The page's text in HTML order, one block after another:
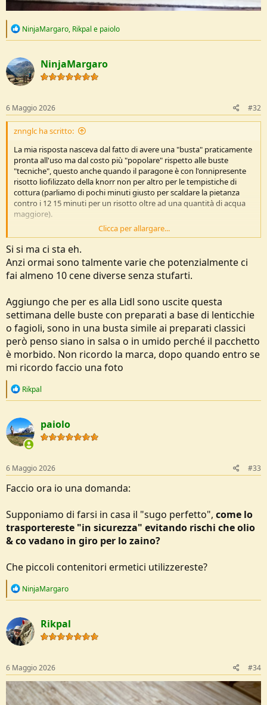
R
c
t
i
o
s
:
NinjaMargaro, Rikpal e paiolo
NinjaMargaro
6 Maggio 2026 #32
znnglc ha scritto:
La mia risposta nasceva dal fatto di avere una "busta" praticamente
pronta all'uso ma dal costo più "popolare" rispetto alle buste
"tecniche", questo anche quando il paragone è con l'onnipresente
risotto liofilizzato della knorr non per altro per le tempistiche di
cottura (parliamo di pochi minuti giusto per scaldare la pietanza
contro i 12 15 minuti per un risotto oltre ad una quantità di acqua
maggiore).
Dopo di che paragonare un qualcosa di fatto in casa, anche se non
si è il Cracco di turno, con un prodotto industriale, bhè, ovviamente
può avere poco senso sul piano organolettico.
Ciao
, Gianluca
Clicca per allargare...
Si si ma ci sta eh.
Anzi ormai sono talmente varie che potenzialmente ci
fai almeno 10 cene diverse senza stufarti.
Aggiungo che per es alla Lidl sono uscite questa
settimana delle buste con preparati a base di lenticchie
o fagioli, sono in una busta simile ai preparati classici
però penso siano in salsa o in umido perché il pacchetto
è morbido. Non ricordo la marca, dopo quando entro se
mi ricordo faccio una foto
R
c
t
i
o
s
:
Rikpal
paiolo
6 Maggio 2026 #33
Faccio ora io una domanda:
Supponiamo di farsi in casa il "sugo perfetto", come lo
trasportereste "in sicurezza" evitando rischi che olio
& co vadano in giro per lo zaino?
Che piccoli contenitori ermetici utilizzereste?
R
c
t
i
o
s
:
NinjaMargaro
Rikpal
6 Maggio 2026 #34